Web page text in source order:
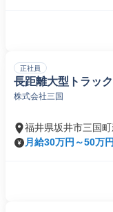
正社員
長距離大型トラッ
株式会社三国
福井県坂井市三国
月給30万円～50万円